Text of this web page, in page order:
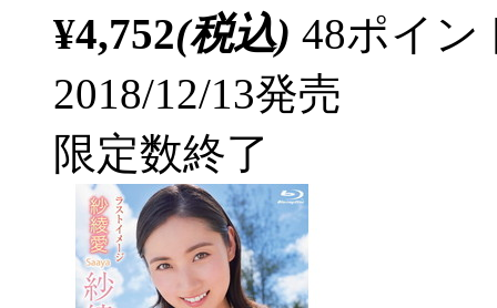
¥4,752(税込) 48ポイ
2018/12/13発売
限定数終了